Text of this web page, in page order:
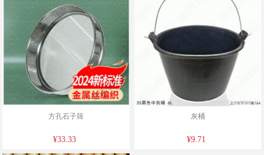
方孔石子筛
¥33.33
灰桶
¥9.71